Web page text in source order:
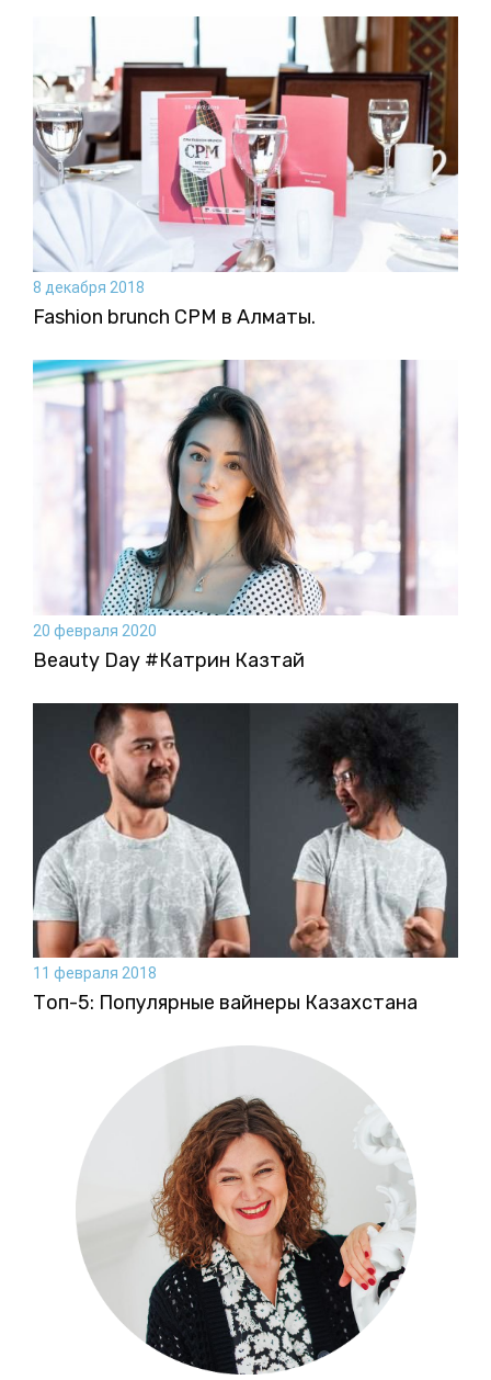
8 декабря 2018
Fashion brunch CPM в Алматы.
20 февраля 2020
Beauty Day #Катрин Казтай
11 февраля 2018
Топ-5: Популярные вайнеры Казахстана